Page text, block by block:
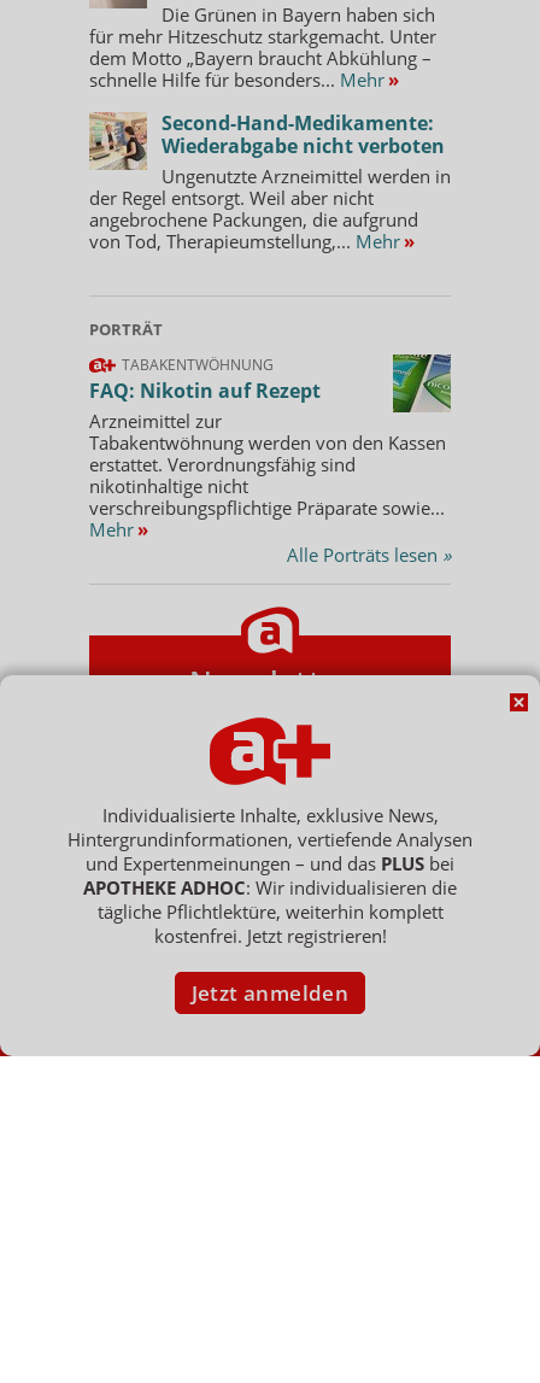
Die Grünen in Bayern haben sich
für mehr Hitzeschutz starkgemacht. Unter
dem Motto „Bayern braucht Abkühlung –
schnelle Hilfe für besonders... Mehr »
Second-Hand-Medikamente:
Wiederabgabe nicht verboten
Ungenutzte Arzneimittel werden in
der Regel entsorgt. Weil aber nicht
angebrochene Packungen, die aufgrund
von Tod, Therapieumstellung,... Mehr »
PORTRÄT
TABAKENTWÖHNUNG
FAQ: Nikotin auf Rezept
Arzneimittel zur
Tabakentwöhnung werden von den Kassen
erstattet. Verordnungsfähig sind
nikotinhaltige nicht
verschreibungspflichtige Präparate sowie...
Mehr »
Alle Porträts lesen »
Newsletter
E-MAIL ADRESSE
Jetzt abonnieren
Hinweis zum Newsletter &
Datenschutz
Individualisierte Inhalte, exklusive News,
Hintergrundinformationen, vertiefende Analysen
und Expertenmeinungen – und das PLUS bei
APOTHEKE ADHOC: Wir individualisieren die
tägliche Pflichtlektüre, weiterhin komplett
kostenfrei. Jetzt registrieren!
Jetzt anmelden